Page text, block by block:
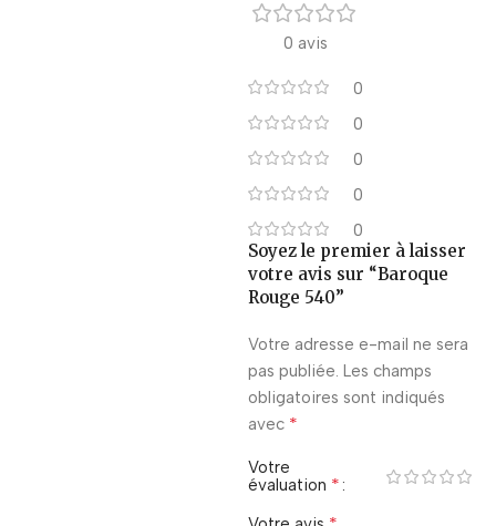
0 avis
0
0
0
0
0
Soyez le premier à laisser
votre avis sur “Baroque
Rouge 540”
Votre adresse e-mail ne sera
pas publiée. Les champs
obligatoires sont indiqués
avec *
Votre
évaluation *